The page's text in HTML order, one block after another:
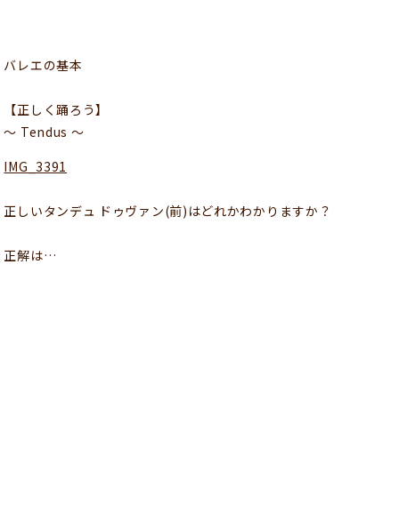
バレエの基本
【正しく踊ろう】
〜 Tendus 〜
IMG_3391
正しいタンデュ ドゥヴァン(前)はどれかわかりますか？
正解は…